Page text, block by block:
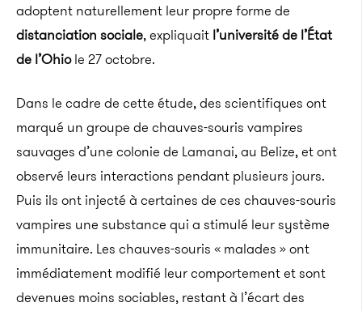
adoptent naturellement leur propre forme de
distanciation sociale, expliquait l’université de l’État
de l’Ohiole 27 octobre.
Dans le cadre de cette étude, des scientifiques ont
marqué un groupe de chauves-souris vampires
sauvages d’une colonie de Lamanai, au Belize, et ont
observé leurs interactions pendant plusieurs jours.
Puis ils ont injecté à certaines de ces chauves-souris
vampires une substance qui a stimulé leur système
immunitaire. Les chauves-souris « malades » ont
immédiatement modifié leur comportement et sont
devenues moins sociables, restant à l’écart des